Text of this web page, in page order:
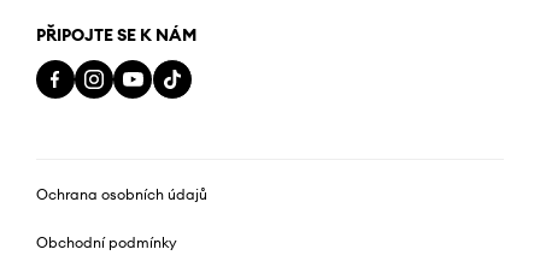
PŘIPOJTE SE K NÁM
Ochrana osobních údajů
Obchodní podmínky